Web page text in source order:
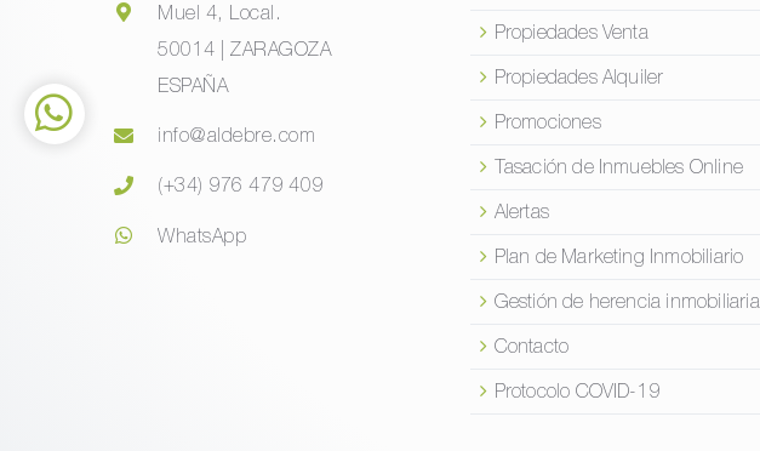
Muel 4, Local.
50014 | ZARAGOZA
ESPAÑA
info@aldebre.com
(+34) 976 479 409
WhatsApp
Propiedades Venta
Propiedades Alquiler
Promociones
Tasación de Inmuebles Online
Alertas
Plan de Marketing Inmobiliario
Gestión de herencia inmobiliaria
Contacto
Protocolo COVID-19